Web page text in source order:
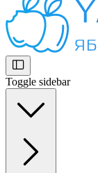
Toggle sidebar